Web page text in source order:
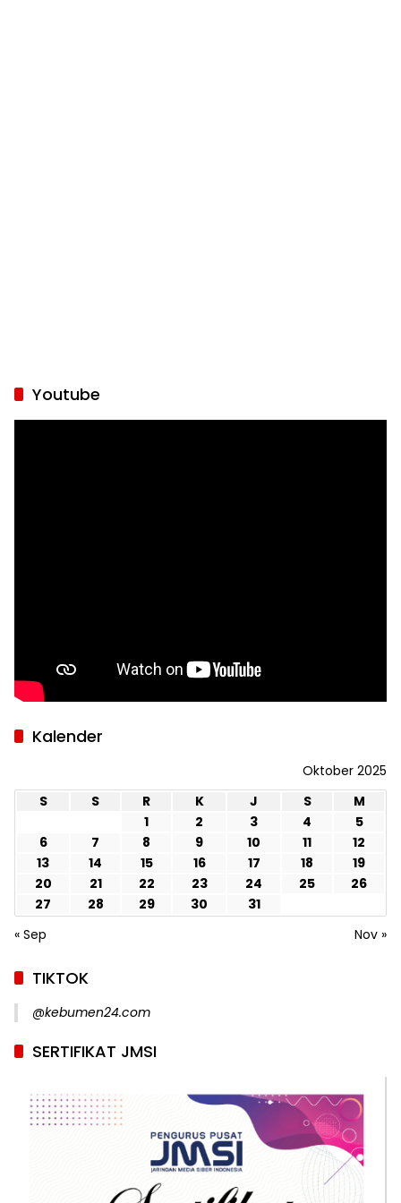
Youtube
Kalender
Oktober 2025
S
S R K J S
M
1
2 3 4
5
6
7 8 9 10 11
12
13
14 15 16 17 18
19
20
21 22 23 24 25
26
27
28 29 30
31
« Sep
Nov »
TIKTOK
@kebumen24.com
SERTIFIKAT JMSI